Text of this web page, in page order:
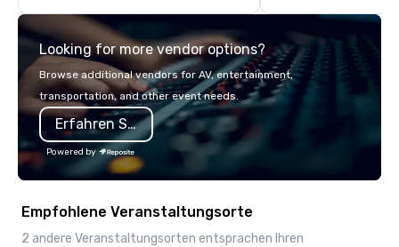
Looking for more vendor options?
Browse additional vendors for AV, entertainment,
transportation, and other event needs.
Erfahren Sie mehr
Powered by
Empfohlene Veranstaltungsorte
2 andere Veranstaltungsorten entsprachen Ihren